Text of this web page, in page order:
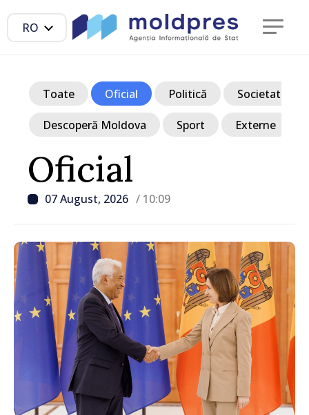
RO
Oficial
07 August, 2026 / 10:09
Toate Oficial Politică Societate
Descoperă Moldova Sport Externe